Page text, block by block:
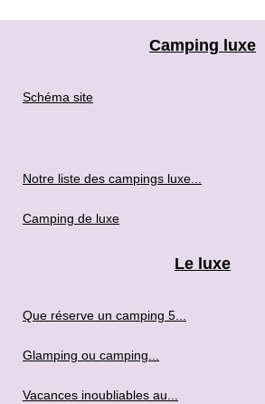
Camping luxe
Schéma site
Notre liste des campings luxe...
Camping de luxe
Le luxe
Que réserve un camping 5...
Glamping ou camping...
Vacances inoubliables au...